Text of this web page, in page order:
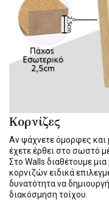
Κορνίζες
Αν ψάχνετε όμορφες και
έχετε έρθει στο σωστό
Στο Walls διαθέτουμε
κορνιζών ειδικά
δυνατότητα να
διακόσμηση τοίχου.